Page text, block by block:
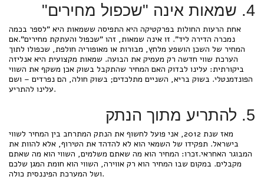
4. שמאות אינה "שכפול מחירים"
אחת הרעות החולות בפרקטיקה היא התפיסה ששמאות היא "לספר בכמה
נמכרה הדירה ליד". זו אינה שמאות, זהו "שכפול והעתקת מחירים".אם
המחיר של השכן הושפע מלחץ, מבורות או מאופוריה חולפת, שכפולו לתוך
הערכת שווי חדשה רק מעמיק את הבועה. שמאות מקצועית היא אנליזה
ביקורתית: עלינו לבדוק האם המחיר שהתקבל בשוק אכן משקף את השווי
הפונדמנטלי. בשוק בריא, השניים מתלכדים; בשוק חולה, הם נפרדים – ושם
עלינו להתריע.
5. להתריע מתוך הנתק
מאז שנת 2012, אני פועל לחשוף את הנתק המתרחב בין המחיר לשווי
בישראל. תפקידו של השמאי הוא לא להדהד את הטירוף, אלא להוות את
המבוגר האחראי.זכרו: המחיר הוא מה שאתם משלמים, השווי הוא מה שאתם
מקבלים. במקום שבו המחיר הוא רק אווירה, השווי הוא חומת המגן שלכם
ושל המערכת הפיננסית כולה.